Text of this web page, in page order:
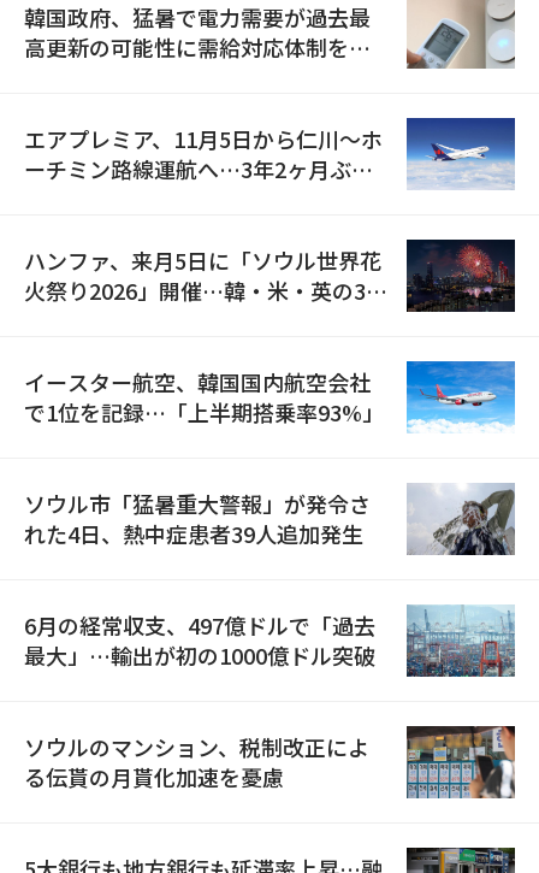
韓国政府、猛暑で電力需要が過去最
高更新の可能性に需給対応体制を点
エアプレミア、11月5日から仁川〜ホ
ーチミン路線運航へ…3年2ヶ月ぶり
ハンファ、来月5日に「ソウル世界花
火祭り2026」開催…韓・米・英の3カ
イースター航空、韓国国内航空会社
で1位を記録…「上半期搭乗率93%」
ソウル市「猛暑重大警報」が発令さ
れた4日、熱中症患者39人追加発生
6月の経常収支、497億ドルで「過去
最大」…輸出が初の1000億ドル突破
ソウルのマンション、税制改正によ
る伝貰の月貰化加速を憂慮